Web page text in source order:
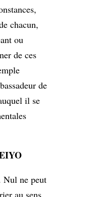
chacun,
ou
de ces
de
il se
Nul ne peut
au sens